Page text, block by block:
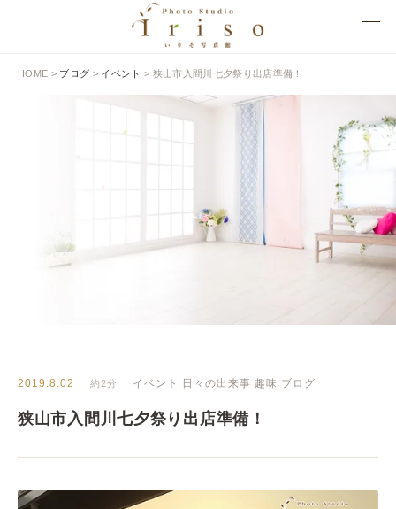
HOME > ブログ > イベント > 狭山市入間川七夕祭り出店準備！
2019.8.02 約2分 イベント 日々の出来事 趣味 ブログ
狭山市入間川七夕祭り出店準備！